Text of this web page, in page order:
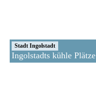
Stadt Ingolstadt
Ingolstadts kühle Plätze